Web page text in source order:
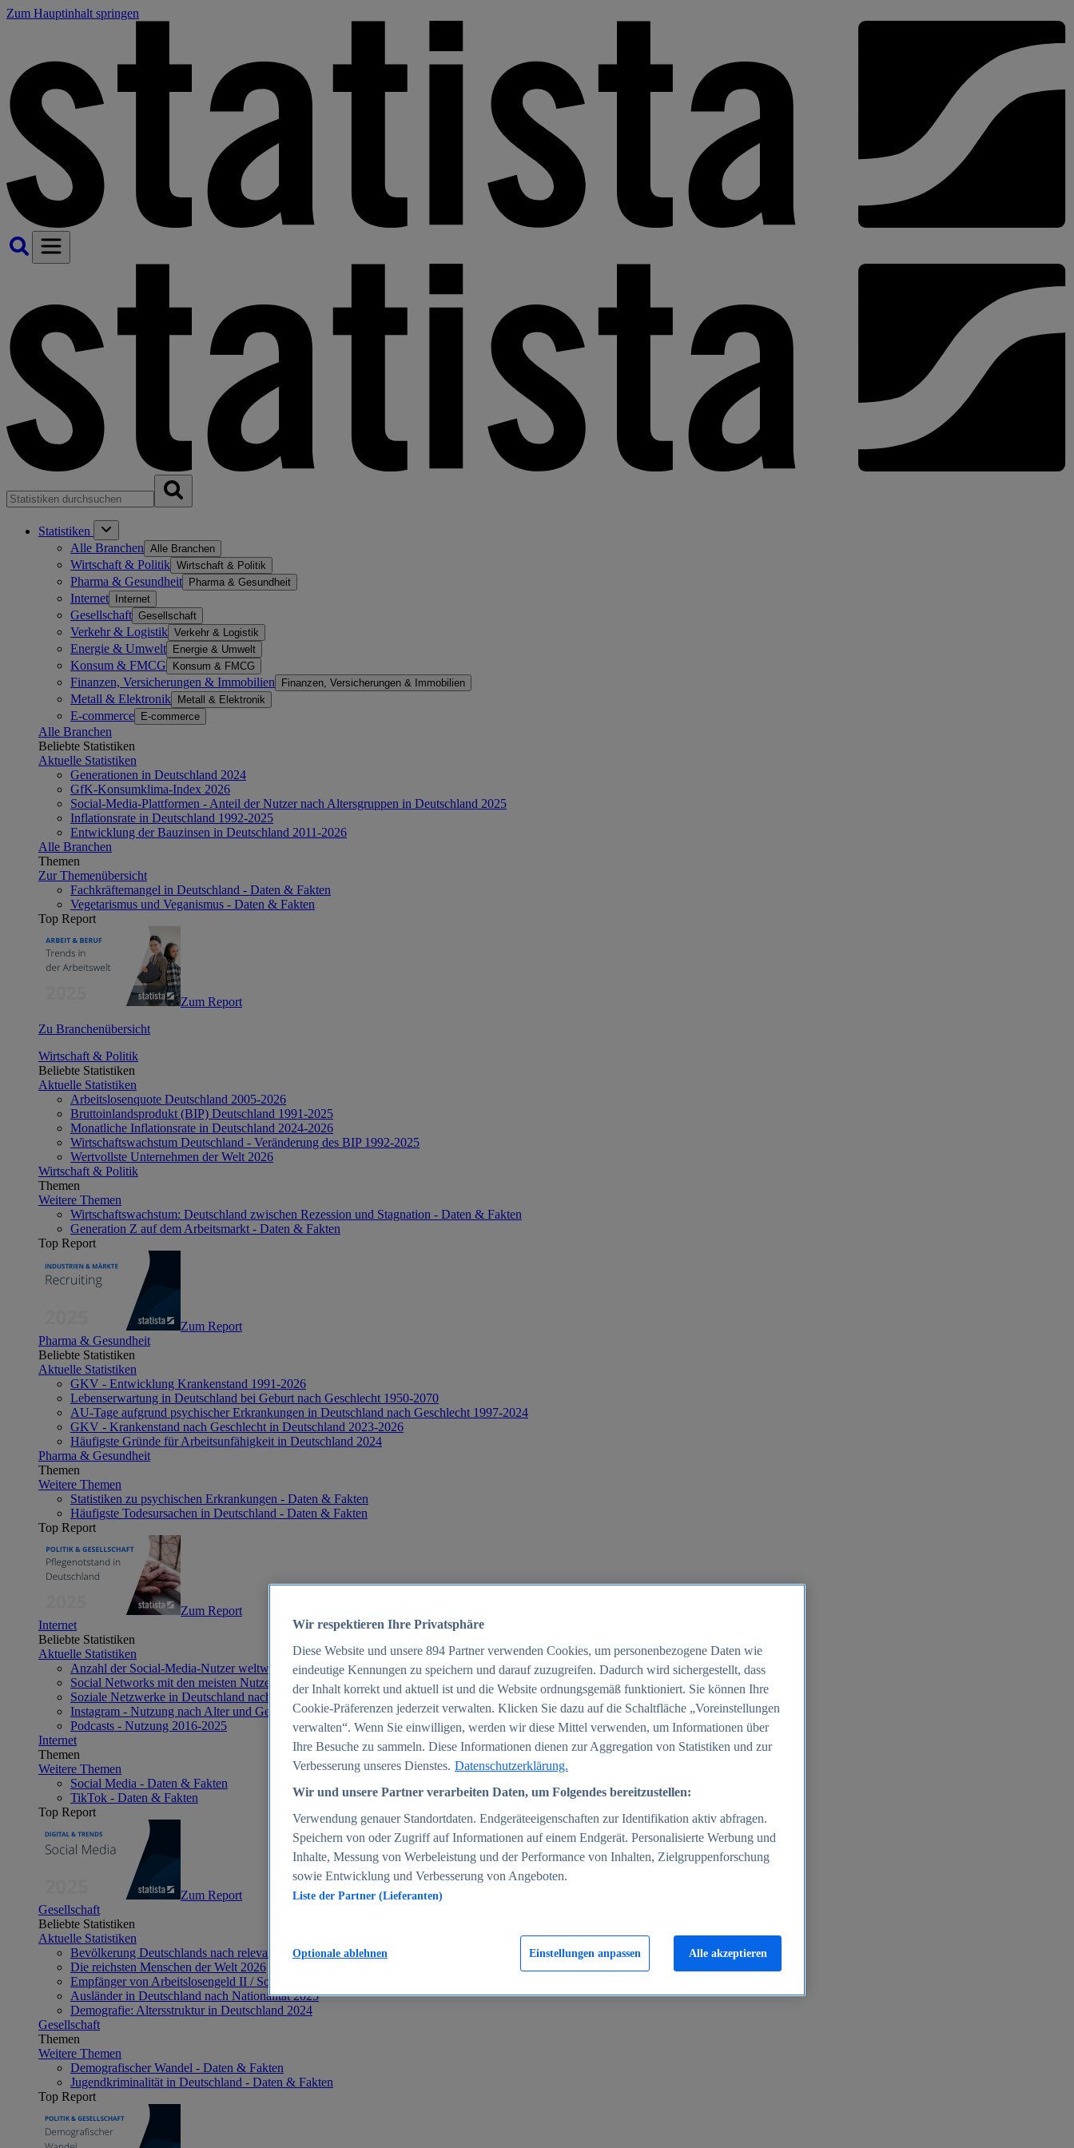
Zum Hauptinhalt springen
Statistiken
Alle Branchen Alle Branchen
Wirtschaft & Politik Wirtschaft & Politik
Pharma & Gesundheit Pharma & Gesundheit
Internet Internet
Gesellschaft Gesellschaft
Verkehr & Logistik Verkehr & Logistik
Energie & Umwelt Energie & Umwelt
Konsum & FMCG Konsum & FMCG
Finanzen, Versicherungen & Immobilien Finanzen, Versicherungen & Immobilien
Metall & Elektronik Metall & Elektronik
E-commerce E-commerce
Alle Branchen
Beliebte Statistiken
Aktuelle Statistiken
Generationen in Deutschland 2024
GfK-Konsumklima-Index 2026
Social-Media-Plattformen - Anteil der Nutzer nach Altersgruppen in Deutschland 2025
Inflationsrate in Deutschland 1992-2025
Entwicklung der Bauzinsen in Deutschland 2011-2026
Alle Branchen
Themen
Zur Themenübersicht
Fachkräftemangel in Deutschland - Daten & Fakten
Vegetarismus und Veganismus - Daten & Fakten
Top Report
Zum Report
Zu Branchenübersicht
Wirtschaft & Politik
Beliebte Statistiken
Aktuelle Statistiken
Arbeitslosenquote Deutschland 2005-2026
Bruttoinlandsprodukt (BIP) Deutschland 1991-2025
Monatliche Inflationsrate in Deutschland 2024-2026
Wirtschaftswachstum Deutschland - Veränderung des BIP 1992-2025
Wertvollste Unternehmen der Welt 2026
Wirtschaft & Politik
Themen
Weitere Themen
Wirtschaftswachstum: Deutschland zwischen Rezession und Stagnation - Daten & Fakten
Generation Z auf dem Arbeitsmarkt - Daten & Fakten
Top Report
Zum Report
Pharma & Gesundheit
Beliebte Statistiken
Aktuelle Statistiken
GKV - Entwicklung Krankenstand 1991-2026
Lebenserwartung in Deutschland bei Geburt nach Geschlecht 1950-2070
AU-Tage aufgrund psychischer Erkrankungen in Deutschland nach Geschlecht 1997-2024
GKV - Krankenstand nach Geschlecht in Deutschland 2023-2026
Häufigste Gründe für Arbeitsunfähigkeit in Deutschland 2024
Pharma & Gesundheit
Themen
Weitere Themen
Statistiken zu psychischen Erkrankungen - Daten & Fakten
Häufigste Todesursachen in Deutschland - Daten & Fakten
Top Report
Zum Report
Internet
Beliebte Statistiken
Aktuelle Statistiken
Anzahl der Social-Media-Nutzer weltweit 2012-2025
Social Networks mit den meisten Nutzern weltweit 2025
Soziale Netzwerke in Deutschland nach Generationen 2025
Instagram - Nutzung nach Alter und Geschlecht in Deutschland 2025
Podcasts - Nutzung 2016-2025
Internet
Themen
Weitere Themen
Social Media - Daten & Fakten
TikTok - Daten & Fakten
Top Report
Zum Report
Gesellschaft
Beliebte Statistiken
Aktuelle Statistiken
Bevölkerung Deutschlands nach relevanten Altersgruppen 2024
Die reichsten Menschen der Welt 2026
Empfänger von Arbeitslosengeld II / Sozialgeld / Bürgergeld in Deutschland 2005-2025
Ausländer in Deutschland nach Nationalität 2025
Demografie: Altersstruktur in Deutschland 2024
Gesellschaft
Themen
Weitere Themen
Demografischer Wandel - Daten & Fakten
Jugendkriminalität in Deutschland - Daten & Fakten
Top Report
Wir respektieren Ihre Privatsphäre
Diese Website und unsere 894 Partner verwenden Cookies, um personenbezogene Daten wie
eindeutige Kennungen zu speichern und darauf zuzugreifen. Dadurch wird sichergestellt, dass
der Inhalt korrekt und aktuell ist und die Website ordnungsgemäß funktioniert. Sie können Ihre
Cookie-Präferenzen jederzeit verwalten. Klicken Sie dazu auf die Schaltfläche „Voreinstellungen
verwalten“. Wenn Sie einwilligen, werden wir diese Mittel verwenden, um Informationen über
Ihre Besuche zu sammeln. Diese Informationen dienen zur Aggregation von Statistiken und zur
Verbesserung unseres Dienstes. Datenschutzerklärung.
Wir und unsere Partner verarbeiten Daten, um Folgendes bereitzustellen:
Verwendung genauer Standortdaten. Endgeräteeigenschaften zur Identifikation aktiv abfragen.
Speichern von oder Zugriff auf Informationen auf einem Endgerät. Personalisierte Werbung und
Inhalte, Messung von Werbeleistung und der Performance von Inhalten, Zielgruppenforschung
sowie Entwicklung und Verbesserung von Angeboten.
Liste der Partner (Lieferanten)
Einstellungen anpassen
Optionale ablehnen Alle akzeptieren